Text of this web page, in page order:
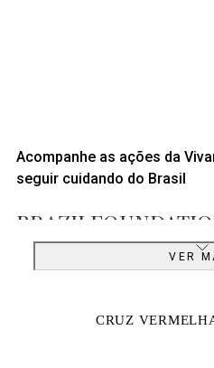
Acompanhe as ações da
seguir cuidando do Brasil
R$1 MILHÃO AO VER
CRUZ